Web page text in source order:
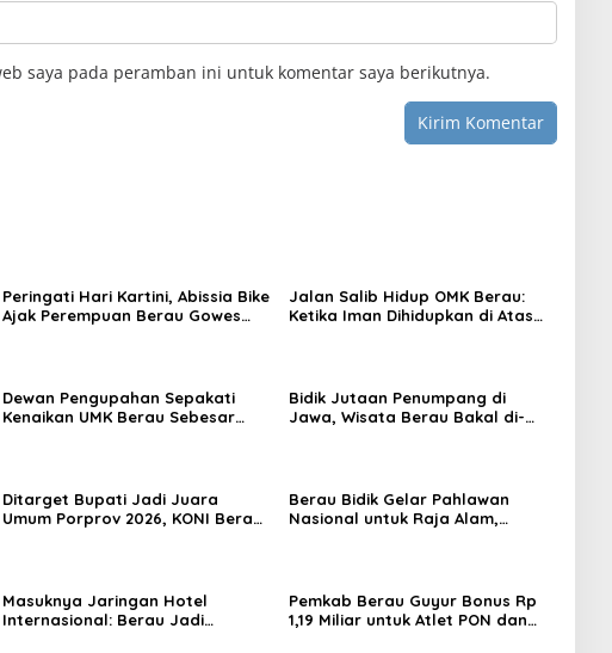
saya pada peramban ini untuk komentar saya berikutnya.
Peringati Hari Kartini, Abissia Bike
Ajak Perempuan Berau Gowes
Jalan Salib Hidup OMK Berau:
Ketika Iman Dihidupkan di Atas
Dewan Pengupahan Sepakati
Kenaikan UMK Berau Sebesar
Bidik Jutaan Penumpang di
Jawa, Wisata Berau Bakal di-
Ditarget Bupati Jadi Juara
Umum Porprov 2026, KONI Berau:
Berau Bidik Gelar Pahlawan
Nasional untuk Raja Alam,
Masuknya Jaringan Hotel
Internasional: Berau Jadi
Pemkab Berau Guyur Bonus Rp
1,19 Miliar untuk Atlet PON dan